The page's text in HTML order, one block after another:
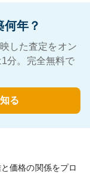
年？
した査定をオン
分。完全無料で
る
価格の関係をプロ